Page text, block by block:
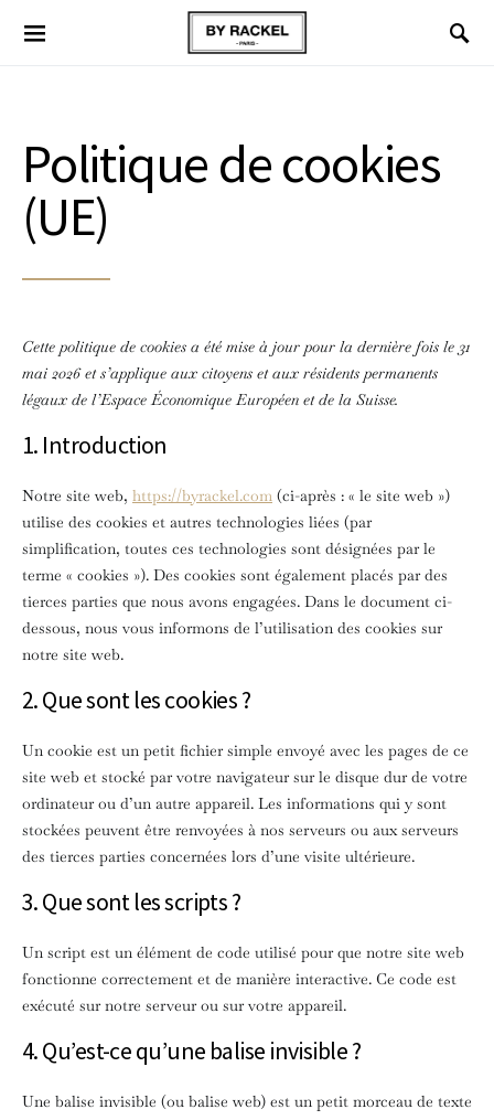
Politique de cookies
(UE)
Cette politique de cookies a été mise à jour pour la dernière fois le 31
mai 2026 et s’applique aux citoyens et aux résidents permanents
légaux de l’Espace Économique Européen et de la Suisse.
1. Introduction
Notre site web, https://byrackel.com (ci-après : « le site web »)
utilise des cookies et autres technologies liées (par
simplification, toutes ces technologies sont désignées par le
terme « cookies »). Des cookies sont également placés par des
tierces parties que nous avons engagées. Dans le document ci-
dessous, nous vous informons de l’utilisation des cookies sur
notre site web.
2. Que sont les cookies ?
Un cookie est un petit fichier simple envoyé avec les pages de ce
site web et stocké par votre navigateur sur le disque dur de votre
ordinateur ou d’un autre appareil. Les informations qui y sont
stockées peuvent être renvoyées à nos serveurs ou aux serveurs
des tierces parties concernées lors d’une visite ultérieure.
3. Que sont les scripts ?
Un script est un élément de code utilisé pour que notre site web
fonctionne correctement et de manière interactive. Ce code est
exécuté sur notre serveur ou sur votre appareil.
4. Qu’est-ce qu’une balise invisible ?
Une balise invisible (ou balise web) est un petit morceau de texte